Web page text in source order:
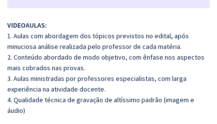
VIDEOAULAS:
1. Aulas com abordagem dos tópicos previstos no edital, após
minuciosa análise realizada pelo professor de cada matéria.
2. Conteúdo abordado de modo objetivo, com ênfase nos aspectos
mais cobrados nas provas.
3. Aulas ministradas por professores especialistas, com larga
experiência na atividade docente.
4. Qualidade técnica de gravação de altíssimo padrão (imagem e
áudio)